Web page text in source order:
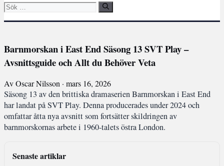
Sök
Barnmorskan i East End Säsong 13 SVT Play –
Avsnittsguide och Allt du Behöver Veta
Av Oscar Nilsson · mars 16, 2026
Säsong 13 av den brittiska dramaserien Barnmorskan i East End
har landat på SVT Play. Denna producerades under 2024 och
omfattar åtta nya avsnitt som fortsätter skildringen av
barnmorskornas arbete i 1960-talets östra London.
Senaste artiklar